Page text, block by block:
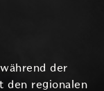
der
den regionalen